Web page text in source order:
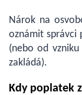
Nárok na
oznámit správci
(nebo od
zakládá).
Kdy poplatek